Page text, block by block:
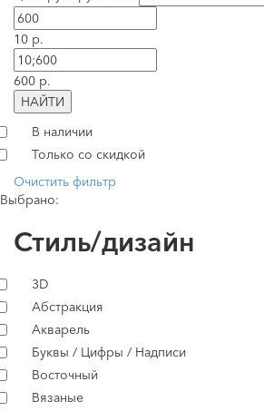
10 р.
600 р.
НАЙТИ
В наличии
Только со скидкой
Очистить фильтр
Выбрано:
Стиль/дизайн
3D
Абстракция
Акварель
Буквы / Цифры / Надписи
Восточный
Вязаные